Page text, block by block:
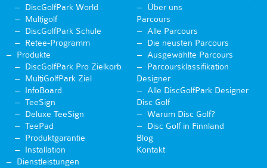
DiscGolfPark World
Multigolf
DiscGolfPark Schule
Retee-Programm
Produkte
DiscGolfPark Pro Zielkorb
MultiGolfPark Ziel
InfoBoard
TeeSign
Deluxe TeeSign
TeePad
Produktgarantie
Installation
Dienstleistungen
Über uns
Parcours
Alle Parcours
Die neusten Parcours
Ausgewählte Parcours
Parcoursklassifikation
Designer
Alle DiscGolfPark Designer
Disc Golf
Warum Disc Golf?
Disc Golf in Finnland
Blog
Kontakt